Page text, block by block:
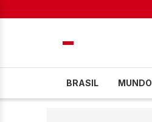
BRASIL MUNDO